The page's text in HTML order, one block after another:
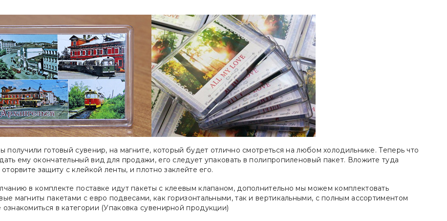
получили готовый сувенир, на магните, который будет отлично смотреться на любом холодильнике. Теперь что
ему окончательный вид для продажи, его следует упаковать в полипропиленовый пакет. Вложите туда
оторвите защиту с клейкой ленты, и плотно заклейте его.
в комплекте поставке идут пакеты с клеевым клапаном, дополнительно мы можем комплектовать
магниты пакетами с евро подвесами, как горизонтальными, так и вертикальными, с полным ассортиментом
ознакомиться в категории (Упаковка сувенирной продукции)